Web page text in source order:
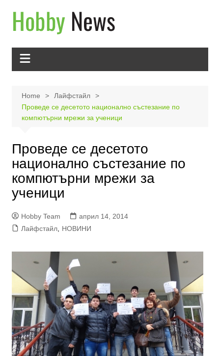
content
Home
Лайфстайл
Проведе се десетото национално състезание по
компютърни мрежи за ученици
Проведе се десетото
национално състезание по
компютърни мрежи за
ученици
Hobby Team
април 14, 2014
Лайфстайл, НОВИНИ